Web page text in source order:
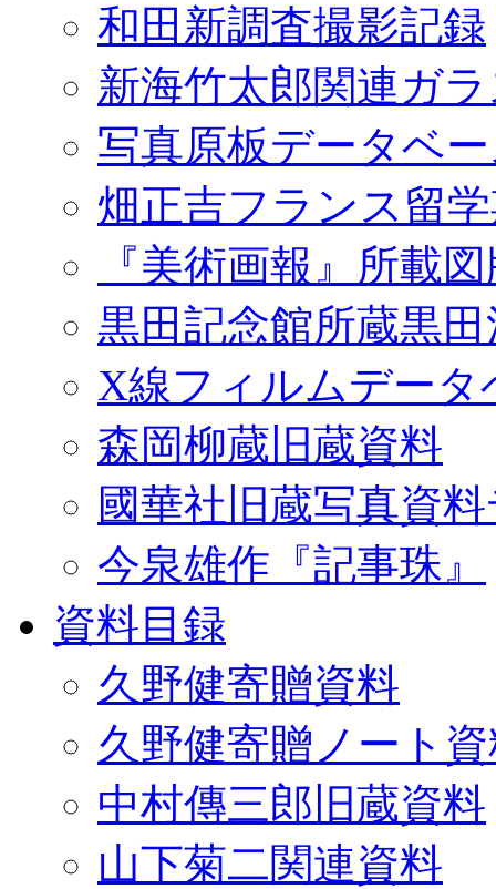
和田新調査撮影記録
新海竹太郎関連ガ
写真原板データベ
畑正吉フランス留
『美術画報』所載
黒田記念館所蔵黒
X線フィルムデータ
森岡柳蔵旧蔵資料
國華社旧蔵写真資
今泉雄作『記事珠』
資料目録
久野健寄贈資料
久野健寄贈ノート
中村傳三郎旧蔵資料
山下菊二関連資料